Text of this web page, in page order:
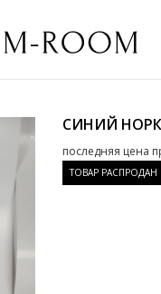
СИНИЙ
последняя цена
ТОВАР РАСПРОДАН